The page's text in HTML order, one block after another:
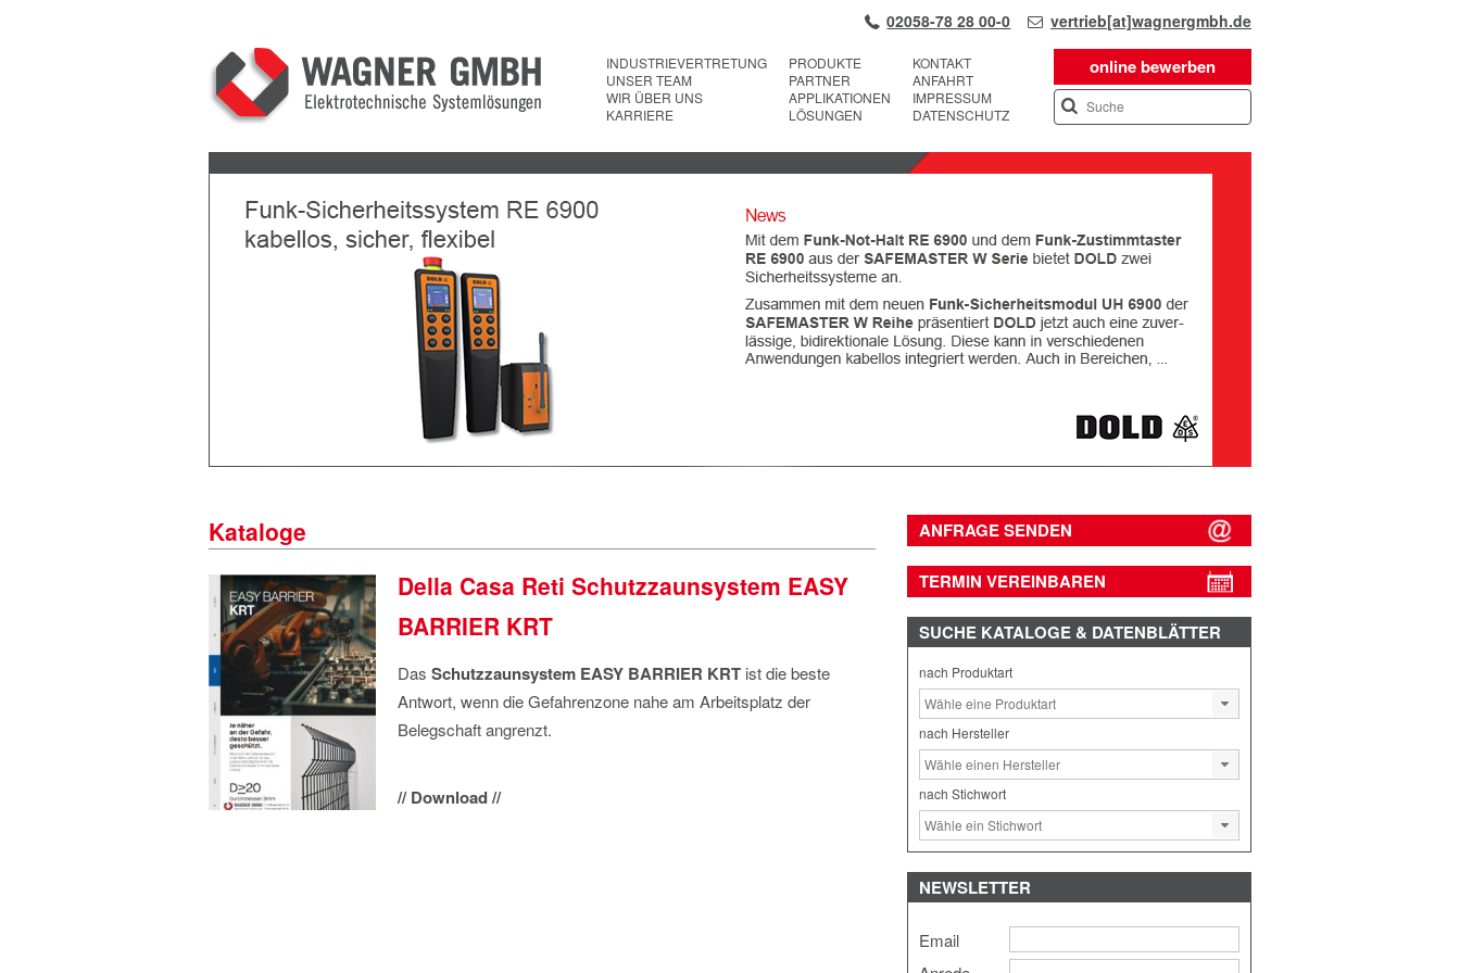
02058-78 28 00-0 vertrieb[at]wagnergmbh.de
online bewerben
INDUSTRIEVERTRETUNG
UNSER TEAM
WIR ÜBER UNS
KARRIERE
PRODUKTE
PARTNER
APPLIKATIONEN
LÖSUNGEN
KONTAKT
ANFAHRT
IMPRESSUM
DATENSCHUTZ
Next
Kataloge
Della Casa Reti Schutzzaunsystem EASY
BARRIER KRT
Das Schutzzaunsystem EASY BARRIER KRT ist die beste
Antwort, wenn die Gefahrenzone nahe am Arbeitsplatz der
Belegschaft angrenzt.
// Download //
ANFRAGE SENDEN
TERMIN VEREINBAREN
SUCHE KATALOGE & DATENBLÄTTER
nach Produktart
nach Hersteller
nach Stichwort
NEWSLETTER
Email